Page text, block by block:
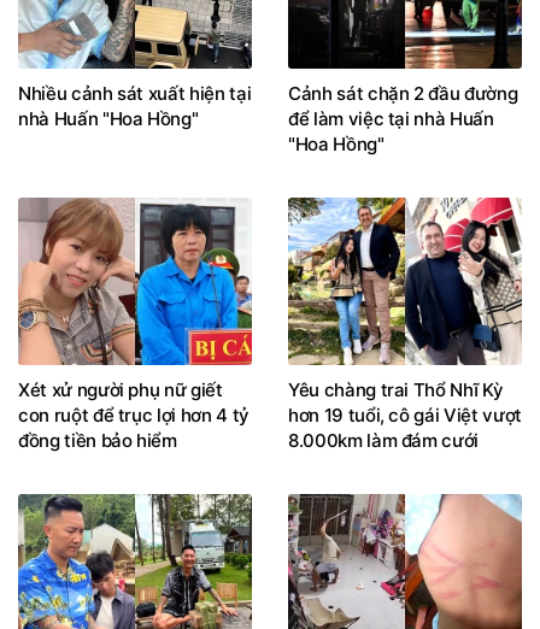
Nhiều cảnh sát xuất hiện tại
nhà Huấn "Hoa Hồng"
Cảnh sát chặn 2 đầu đường
để làm việc tại nhà Huấn
"Hoa Hồng"
Xét xử người phụ nữ giết
con ruột để trục lợi hơn 4 tỷ
đồng tiền bảo hiểm
Yêu chàng trai Thổ Nhĩ Kỳ
hơn 19 tuổi, cô gái Việt vượt
8.000km làm đám cưới